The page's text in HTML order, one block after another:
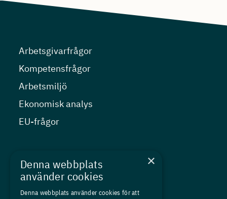
Arbetsgivarfrågor
Kompetensfrågor
Arbetsmiljö
Ekonomisk analys
EU-frågor
Kurser
Medlemskap
×
Denna webbplats
använder cookies
Denna webbplats använder cookies för att